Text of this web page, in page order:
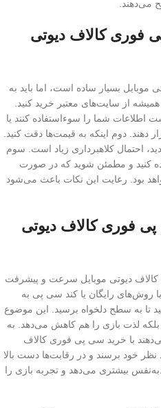
می‌دهند.
فوری کالاف دیوتی
بسیار ساده است، اما باید به
از سایت‌های معتبر خرید کنید.
شما را سوءاستفاده کنند یا
دوم اینکه به قیمت‌ها دقت کنید.
احتمال کلاهبرداری زیاد است. سوم
کنید و مطمئن شوید که در صورت
بود. رعایت این نکات باعث می‌شود
فوری کالاف دیوتی
کالاف دیوتی موبایل سرعت و پیشرفت
روش‌های رایگان یا کند سی پی به
تا به سطح دلخواه برسید. این موضوع
بلکه لذت بازی را هم کاهش می‌دهد. به
با خرید سی پی فوری کالاف
نظر خود برسند و در رقابت‌ها دست بالا
بیشتری می‌دهد و تجربه بازی را